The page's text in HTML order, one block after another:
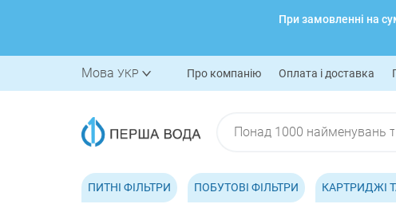
При замовленні на
Мова УКР Про компанію Оплата і доставка
ПИТНІ ФІЛЬТРИ ПОБУТОВІ ФІЛЬТРИ КАРТРИДЖІ